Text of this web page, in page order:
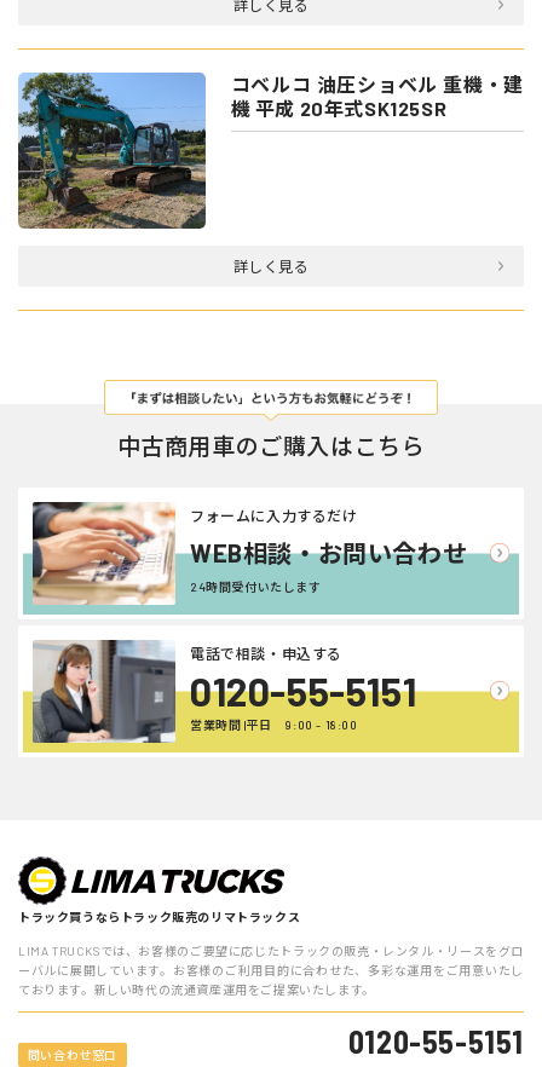
詳しく見る
コベルコ 油圧ショベル 重機・建
機 平成 20年式SK125SR
詳しく見る
中古商用車のご購入はこちら
WEB相談・お問い合わせ
フォームに入力するだけ
24時間受付いたします
0120-55-5151
電話で相談・申込する
営業時間 |平日 9:00 - 18:00
トラック買うならトラック販売のリマトラックス
LIMA TRUCKSでは、お客様のご要望に応じたトラックの販売・レンタル・リースをグロ
ーバルに展開しています。お客様のご利用目的に合わせた、多彩な運用をご用意いたし
ております。新しい時代の流通資産運用をご提案いたします。
問い合わせ窓口 0120-55-5151